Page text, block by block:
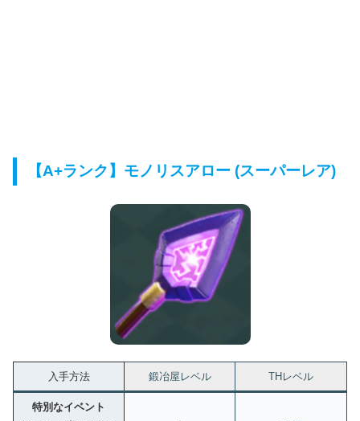
【A+ランク】モノリスアロー (スーパーレア)
入手方法 鍛冶屋レベル THレベル
特別なイベント